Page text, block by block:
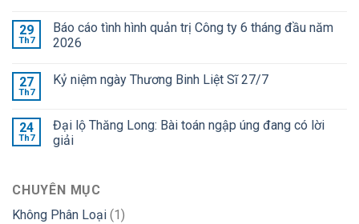
29
Th7
Báo cáo tình hình quản trị Công ty 6 tháng đầu năm
2026
27
Th7
Kỷ niệm ngày Thương Binh Liệt Sĩ 27/7
24
Th7
Đại lộ Thăng Long: Bài toán ngập úng đang có lời
giải
CHUYÊN MỤC
Không Phân Loại (1)